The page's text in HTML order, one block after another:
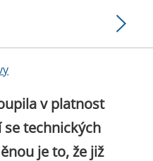
v platnost
technických
je to, že již